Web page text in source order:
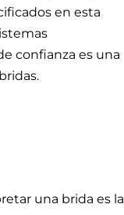
en esta
confianza es una
una brida es la